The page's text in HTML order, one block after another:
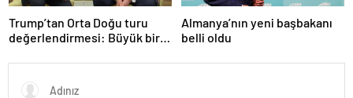
Trump’tan Orta Doğu turu
değerlendirmesi: Büyük bir
Almanya’nın yeni başbakanı
belli oldu